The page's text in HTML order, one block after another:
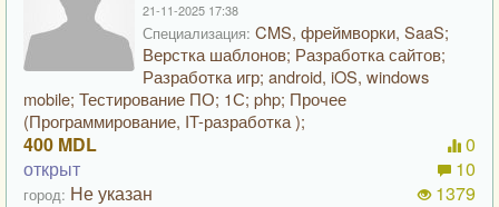
21-11-2025 17:38
Специализация: CMS, фреймворки, SaaS;
Верстка шаблонов; Разработка сайтов;
Разработка игр; android, iOS, windows
mobile; Тестирование ПО; 1С; php; Прочее
(Программирование, IT-разработка );
400 MDL
открыт
город: Не указан
0
10
1379